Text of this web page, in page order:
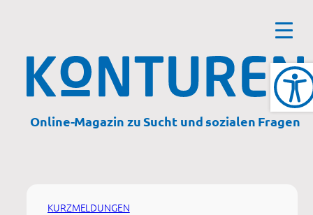
Online-Magazin zu Sucht und sozialen Fragen
KURZMELDUNGEN